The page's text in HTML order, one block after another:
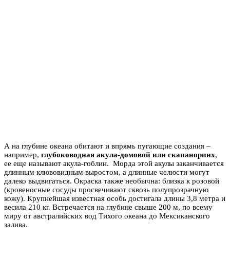
А на глубине океана обитают и впрямь пугающие создания –
например, глубоководная акула-домовой или скапаноринх,
ее еще называют акула-гоблин. Морда этой акулы заканчивается
длинным клювовидным выростом, а длинные челюсти могут
далеко выдвигаться. Окраска также необычна: близка к розовой
(кровеносные сосуды просвечивают сквозь полупрозрачную
кожу). Крупнейшая известная особь достигала длины 3,8 метра и
весила 210 кг. Встречается на глубине свыше 200 м, по всему
миру от австралийских вод Тихого океана до Мексиканского
залива.